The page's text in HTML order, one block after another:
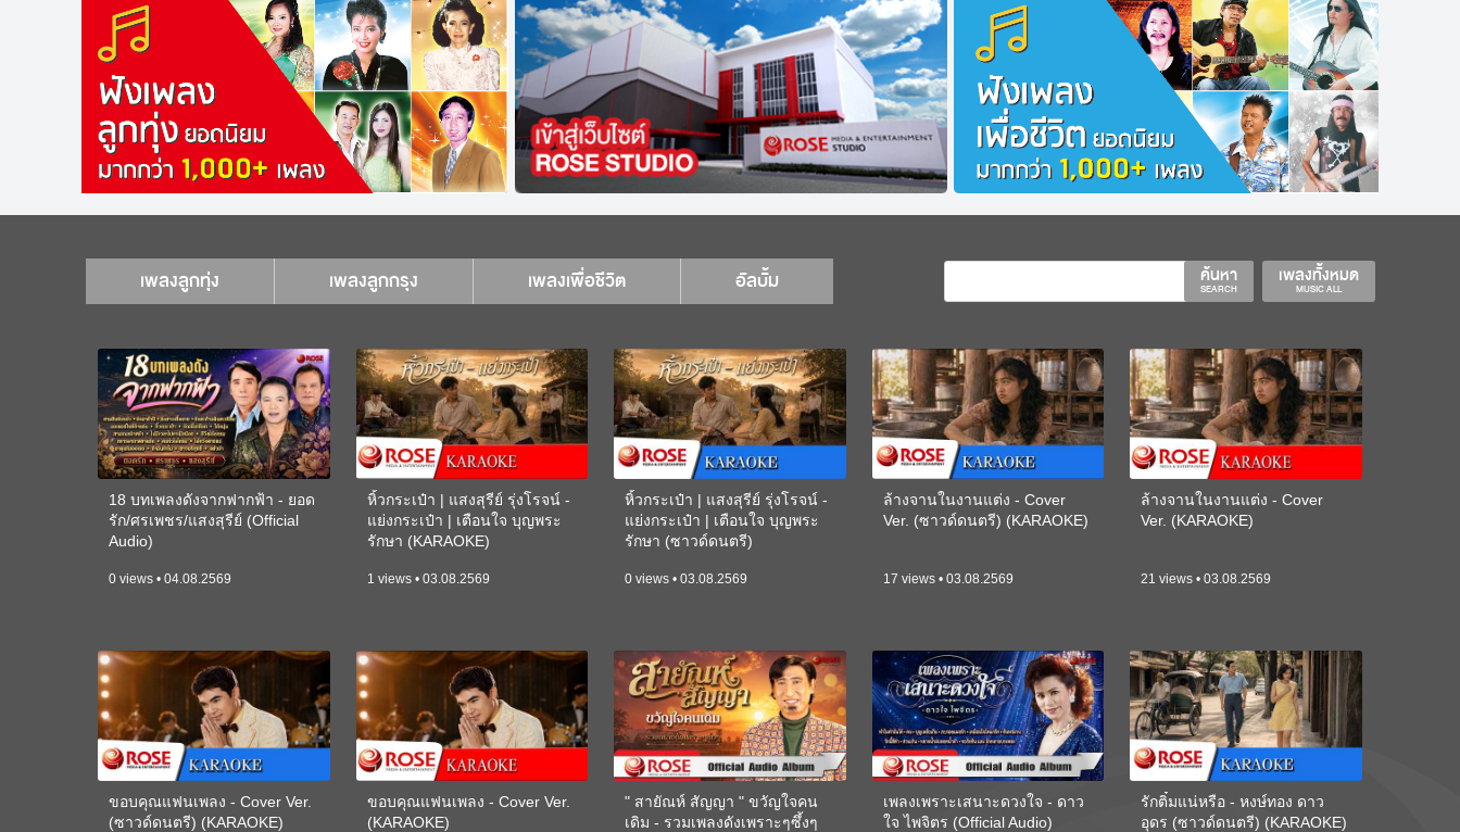
เพลงลูกทุ่ง เพลงลูกกรุง เพลงเพื่อชีวิต อัลบั้ม เพลงทั้งหมด
MUSIC ALL
ค้นหา
SEARCH
18 บทเพลงดังจากฟากฟ้า - ยอด
รัก/ศรเพชร/แสงสุรีย์ (Official
Audio)
0 views • 04.08.2569
หิ้วกระเป๋า | แสงสุรีย์ รุ่งโรจน์ -
แย่งกระเป๋า | เตือนใจ บุญพระ
รักษา (KARAOKE)
1 views • 03.08.2569
หิ้วกระเป๋า | แสงสุรีย์ รุ่งโรจน์ -
แย่งกระเป๋า | เตือนใจ บุญพระ
รักษา (ซาวด์ดนตรี)
0 views • 03.08.2569
ล้างจานในงานแต่ง - Cover
Ver. (ซาวด์ดนตรี) (KARAOKE)
17 views • 03.08.2569
ล้างจานในงานแต่ง - Cover
Ver. (KARAOKE)
21 views • 03.08.2569
ขอบคุณแฟนเพลง - Cover Ver.
(ซาวด์ดนตรี) (KARAOKE)
ขอบคุณแฟนเพลง - Cover Ver.
(KARAOKE)
" สายัณห์ สัญญา " ขวัญใจคน
เดิม - รวมเพลงดังเพราะๆซึ้งๆ
เพลงเพราะเสนาะดวงใจ - ดาว
ใจ ไพจิตร (Official Audio)
รักติ๋มแน่หรือ - หงษ์ทอง ดาว
อุดร (ซาวด์ดนตรี) (KARAOKE)